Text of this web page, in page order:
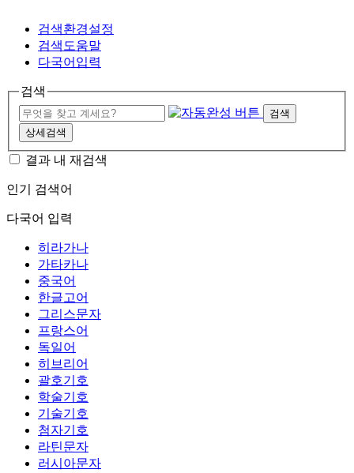
검색환경설정
검색도움말
다국어입력
검색
검색
상세검색
결과 내 재검색
인기 검색어
다국어 입력
히라가나
가타카나
중국어
한글고어
그리스문자
프랑스어
독일어
히브리어
괄호기호
학술기호
기술기호
첨자기호
라틴문자
러시아문자